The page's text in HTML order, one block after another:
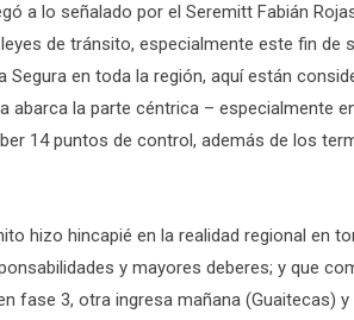
a lo señalado por el Seremitt Fabián
de tránsito, especialmente este fin de
en toda la región, aquí están
la parte céntrica – especialmente
14 puntos de control, además de los
hizo hincapié en la realidad regional en
y mayores deberes; y que
fase 3, otra ingresa mañana (Guaitecas)